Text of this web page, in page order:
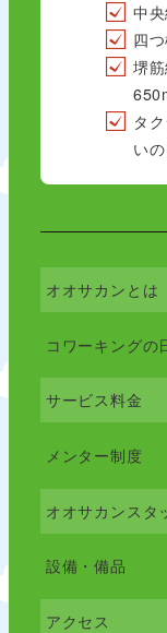
中
四
堺
タ
い
オオサカンとは
コワーキングの
サービス料金
メンター制度
オオサカンスタ
設備・備品
アクセス